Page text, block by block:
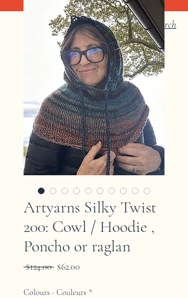
Search
Artyarns Silky Twist
200: Cowl / Hoodie ,
Poncho or raglan
$124.00 Regular
$62.00
Colours - Couleurs *